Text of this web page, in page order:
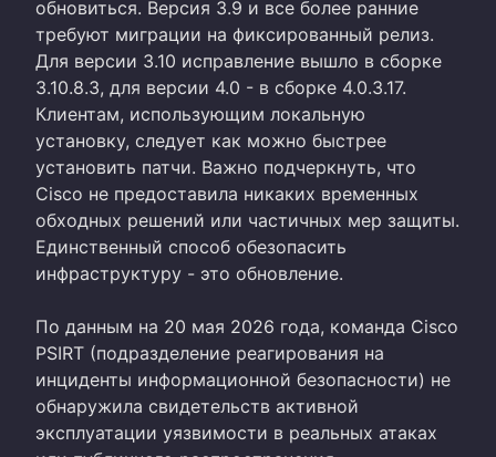
обновиться. Версия 3.9 и все более ранние
требуют миграции на фиксированный релиз.
Для версии 3.10 исправление вышло в сборке
3.10.8.3, для версии 4.0 - в сборке 4.0.3.17.
Клиентам, использующим локальную
установку, следует как можно быстрее
установить патчи. Важно подчеркнуть, что
Cisco не предоставила никаких временных
обходных решений или частичных мер защиты.
Единственный способ обезопасить
инфраструктуру - это обновление.
По данным на 20 мая 2026 года, команда Cisco
PSIRT (подразделение реагирования на
инциденты информационной безопасности) не
обнаружила свидетельств активной
эксплуатации уязвимости в реальных атаках